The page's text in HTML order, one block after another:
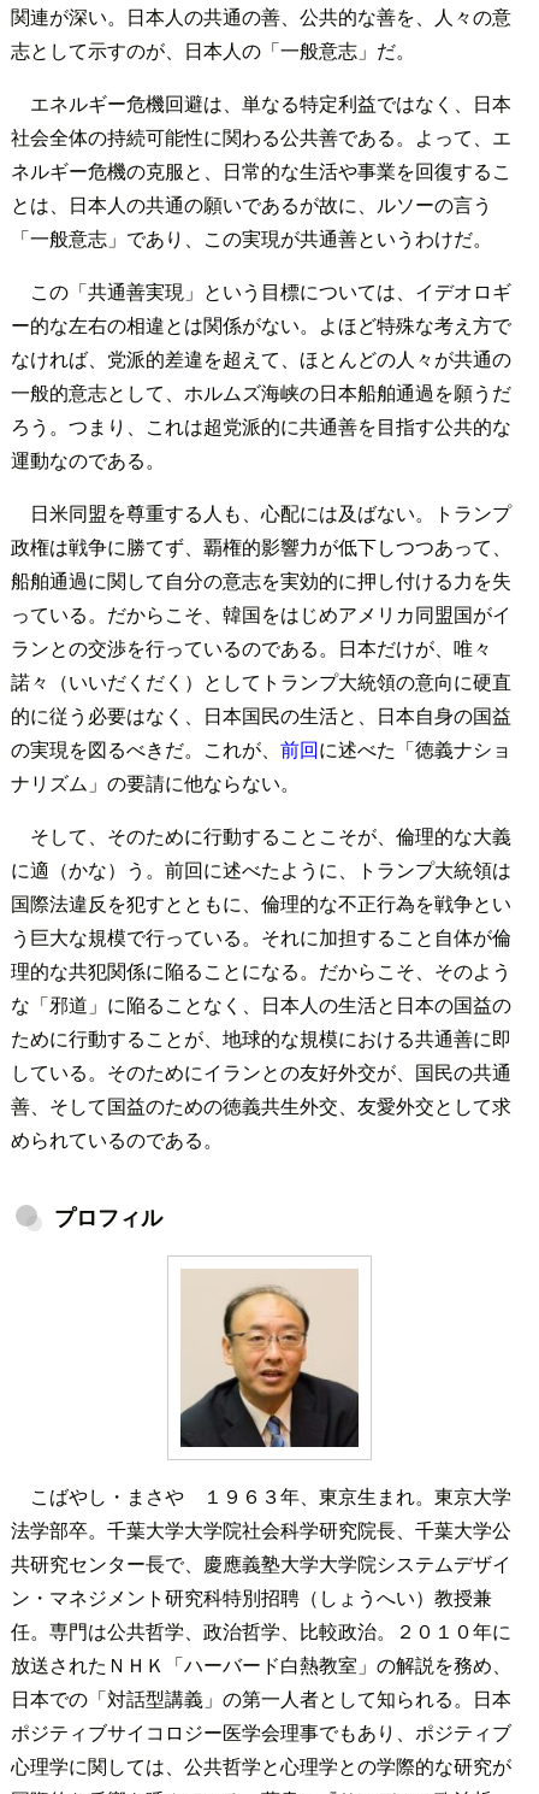
関連が深い。日本人の共通の善、公共的な善を、人々の意
志として示すのが、日本人の「一般意志」だ。
エネルギー危機回避は、単なる特定利益ではなく、日本
社会全体の持続可能性に関わる公共善である。よって、エ
ネルギー危機の克服と、日常的な生活や事業を回復するこ
とは、日本人の共通の願いであるが故に、ルソーの言う
「一般意志」であり、この実現が共通善というわけだ。
この「共通善実現」という目標については、イデオロギ
ー的な左右の相違とは関係がない。よほど特殊な考え方で
なければ、党派的差違を超えて、ほとんどの人々が共通の
一般的意志として、ホルムズ海峡の日本船舶通過を願うだ
ろう。つまり、これは超党派的に共通善を目指す公共的な
運動なのである。
日米同盟を尊重する人も、心配には及ばない。トランプ
政権は戦争に勝てず、覇権的影響力が低下しつつあって、
船舶通過に関して自分の意志を実効的に押し付ける力を失
っている。だからこそ、韓国をはじめアメリカ同盟国がイ
ランとの交渉を行っているのである。日本だけが、唯々
諾々（いいだくだく）としてトランプ大統領の意向に硬直
的に従う必要はなく、日本国民の生活と、日本自身の国益
の実現を図るべきだ。これが、 前回に述べた「徳義ナショ
ナリズム」の要請に他ならない。
そして、そのために行動することこそが、倫理的な大義
に適（かな）う。前回に述べたように、トランプ大統領は
国際法違反を犯すとともに、倫理的な不正行為を戦争とい
う巨大な規模で行っている。それに加担すること自体が倫
理的な共犯関係に陥ることになる。だからこそ、そのよう
な「邪道」に陥ることなく、日本人の生活と日本の国益の
ために行動することが、地球的な規模における共通善に即
している。そのためにイランとの友好外交が、国民の共通
善、そして国益のための徳義共生外交、友愛外交として求
められているのである。
プロフィル
こばやし・まさや １９６３年、東京生まれ。東京大学
法学部卒。千葉大学大学院社会科学研究院長、千葉大学公
共研究センター長で、慶應義塾大学大学院システムデザイ
ン・マネジメント研究科特別招聘（しょうへい）教授兼
任。専門は公共哲学、政治哲学、比較政治。２０１０年に
放送されたＮＨＫ「ハーバード白熱教室」の解説を務め、
日本での「対話型講義」の第一人者として知られる。日本
ポジティブサイコロジー医学会理事でもあり、ポジティブ
心理学に関しては、公共哲学と心理学との学際的な研究が